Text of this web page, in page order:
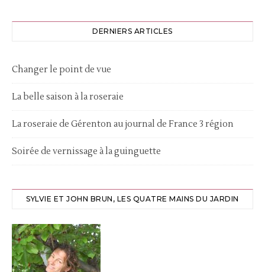
DERNIERS ARTICLES
Changer le point de vue
La belle saison à la roseraie
La roseraie de Gérenton au journal de France 3 région
Soirée de vernissage à la guinguette
SYLVIE ET JOHN BRUN, LES QUATRE MAINS DU JARDIN